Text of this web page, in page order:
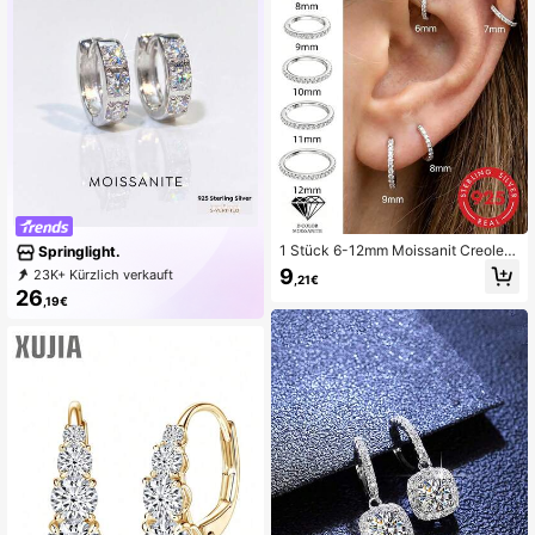
Springlight.
23K+ Kürzlich verkauft
4K+ Erneut kaufen
26 ,19€
1 Stück 6-12mm Moissanit Creolen,
18K Weißgold plattiert Brillantschliff
Rund Ohrringe S925 Sterlingsilber H
eschenke Schmuck
9 ,21€